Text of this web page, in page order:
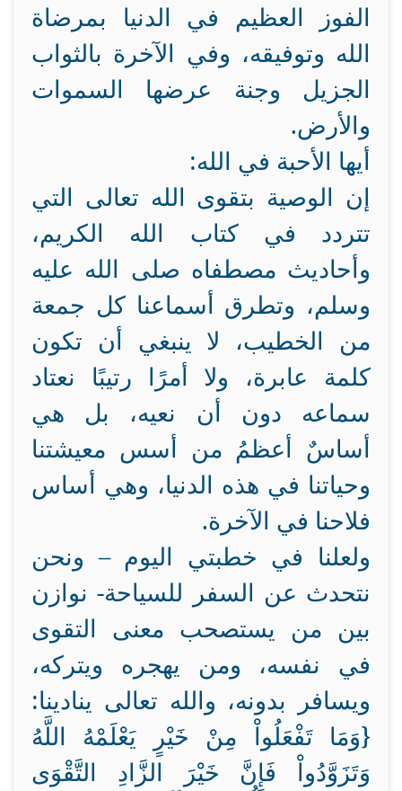
الفوز العظيم في الدنيا بمرضاة
الله وتوفيقه، وفي الآخرة بالثواب
الجزيل وجنة عرضها السموات
والأرض.
أيها الأحبة في الله:
إن الوصية بتقوى الله تعالى التي
تتردد في كتاب الله الكريم،
وأحاديث مصطفاه صلى الله عليه
وسلم، وتطرق أسماعنا كل جمعة
من الخطيب، لا ينبغي أن تكون
كلمة عابرة، ولا أمرًا رتيبًا نعتاد
سماعه دون أن نعيه، بل هي
أساسٌ أعظمُ من أسس معيشتنا
وحياتنا في هذه الدنيا، وهي أساس
فلاحنا في الآخرة.
ولعلنا في خطبتي اليوم – ونحن
نتحدث عن السفر للسياحة- نوازن
بين من يستصحب معنى التقوى
في نفسه، ومن يهجره ويتركه،
ويسافر بدونه، والله تعالى ينادينا:
{وَمَا تَفْعَلُواْ مِنْ خَيْرٍ يَعْلَمْهُ اللَّهُ
وَتَزَوَّدُواْ فَإِنَّ خَيْرَ الزَّادِ التَّقْوَى